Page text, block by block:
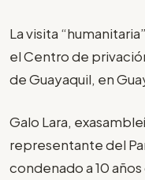
La visita
el Centro de
de Guayaquil, en
Galo Lara,
representante del
condenado a 10